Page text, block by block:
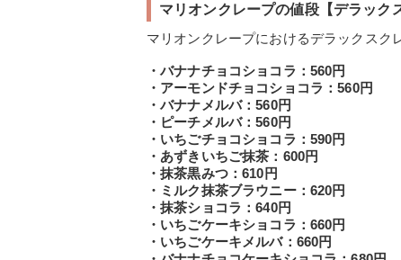
マリオンクレープの値段【デラック
マリオンクレープにおけるデラックスク
・バナナチョコショコラ：560円
・アーモンドチョコショコラ：560円
・バナナメルバ：560円
・ピーチメルバ：560円
・いちごチョコショコラ：590円
・あずきいちご抹茶：600円
・抹茶黒みつ：610円
・ミルク抹茶ブラウニー：620円
・抹茶ショコラ：640円
・いちごケーキショコラ：660円
・いちごケーキメルバ：660円